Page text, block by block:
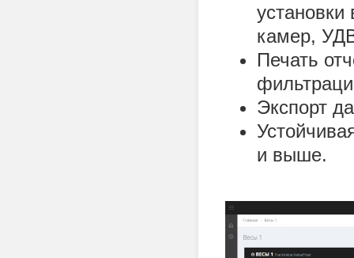
камер,
Печать
Экспорт
и выше.